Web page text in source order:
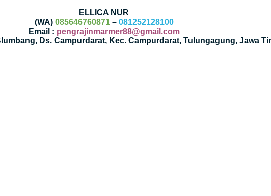
ELLICA NUR
(WA) 085646760871– 081252128100
Email : pengrajinmarmer88@gmail.com
Ds. Campurdarat, Kec. Campurdarat, Tulungagung, Jawa